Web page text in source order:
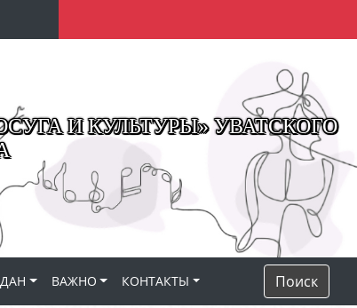
И КУЛЬТУРЫ» УВАТСКОГО
ВАЖНО КОНТАКТЫ Поиск